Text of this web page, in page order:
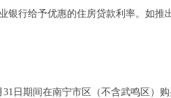
行给予优惠的住房贷款利率。如推
日期间在南宁市区（不含武鸣区）